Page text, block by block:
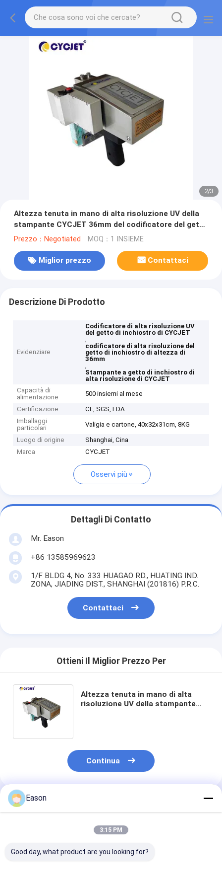
2/3
Altezza tenuta in mano di alta risoluzione UV della
stampante CYCJET 36mm del codificatore del getto
di inchiostro
Prezzo：Negotiated MOQ：1 INSIEME
Miglior prezzo Contattaci
Descrizione Di Prodotto
Evidenziare
Codificatore di alta risoluzione UV
del getto di inchiostro di CYCJET
,
codificatore di alta risoluzione del
getto di inchiostro di altezza di
36mm
,
Stampante a getto di inchiostro di
alta risoluzione di CYCJET
Capacità di
alimentazione
500 insiemi al mese
Certificazione
CE, SGS, FDA
Imballaggi
particolari
Valigia e cartone, 40x32x31cm, 8KG
Luogo di origine
Shanghai, Cina
Marca
CYCJET
Osservi più
Dettagli Di Contatto
Mr. Eason
+86 13585969623
1/F BLDG 4, No. 333 HUAGAO RD., HUATING IND.
ZONA, JIADING DIST., SHANGHAI (201816) P.R.C.
Contattaci
Ottieni Il Miglior Prezzo Per
Altezza tenuta in mano di alta
risoluzione UV della stampante
Continua
Prodotti Raccomandati
Eason
3:15 PM
Good day, what product are you looking for?